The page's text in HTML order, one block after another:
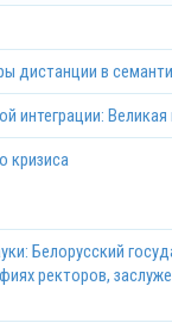
дистанции в
интеграции: Великая
кризиса
Белорусский
ректоров,